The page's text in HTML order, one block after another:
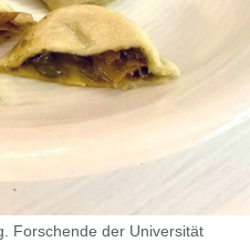
Forschende der Universität